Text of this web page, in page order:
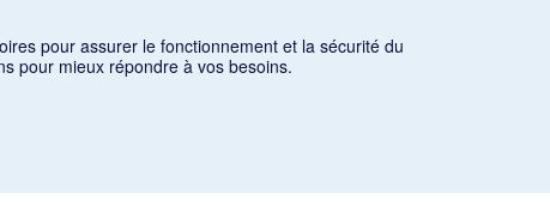
pour assurer le fonctionnement et la sécurité du
pour mieux répondre à vos besoins.